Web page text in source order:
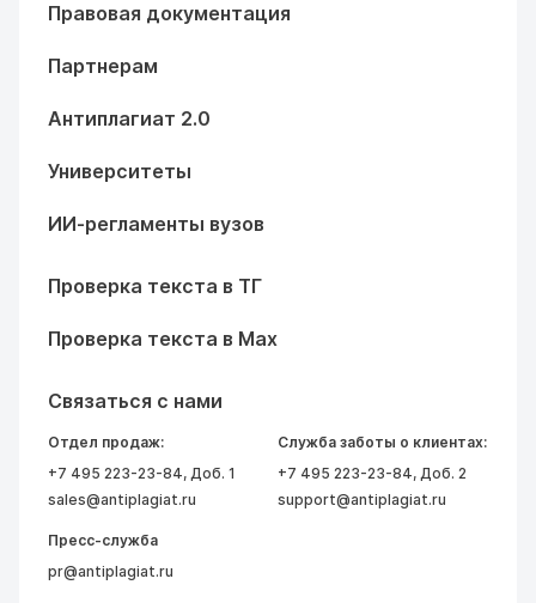
Правовая документация
Партнерам
Антиплагиат 2.0
Университеты
ИИ-регламенты вузов
Проверка текста в ТГ
Проверка текста в Max
Связаться с нами
Отдел продаж:
+7 495 223-23-84, Доб. 1
sales@antiplagiat.ru
Служба заботы о клиентах:
+7 495 223-23-84, Доб. 2
support@antiplagiat.ru
Пресс-служба
pr@antiplagiat.ru